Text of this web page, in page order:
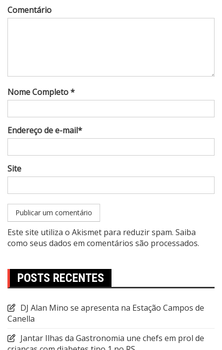
Comentário
Nome Completo *
Endereço de e-mail*
Site
Este site utiliza o Akismet para reduzir spam. Saiba
como seus dados em comentários são processados.
POSTS RECENTES
DJ Alan Mino se apresenta na Estação Campos de
Canella
Jantar Ilhas da Gastronomia une chefs em prol de